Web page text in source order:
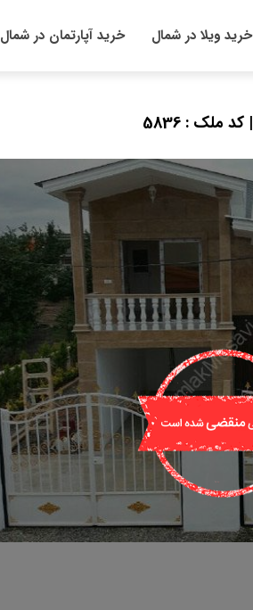
خرید ویلا در شمال خرید آپارتمان در شمال
| کد ملک : 5836